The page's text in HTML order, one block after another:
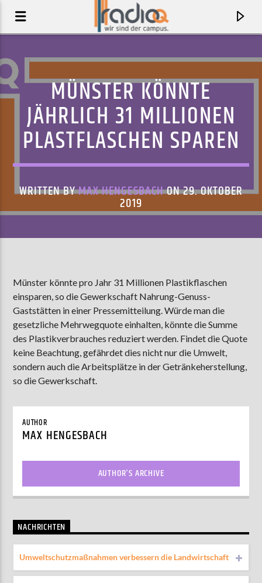
LISTEN! THOSE LOST AT SEA ...
AKTUELLE SENDUNG
MOEBIUS
19:00 24:00
ZU HÖREN INMünster
MÜNSTER KÖNNTE
JÄHRLICH 31 MILLIONEN
PLASTFLASCHEN SPAREN
WRITTEN BYMAX HENGESBACHON 29. OKTOBER
2019
Münster könnte pro Jahr 31 Millionen Plastikflaschen
einsparen, so die Gewerkschaft Nahrung-Genuss-
Gaststätten in einer Pressemitteilung. Würde man die
gesetzliche Mehrwegquote einhalten, könnte die Summe
des Plastikverbrauches reduziert werden. Findet die Quote
keine Beachtung, gefährdet dies nicht nur die Umwelt,
sondern auch die Arbeitsplätze in der Getränkeherstellung,
so die Gewerkschaft.
AUTHOR
MAX HENGESBACH
AUTHOR'S ARCHIVE
NACHRICHTEN
Umweltschutzmaßnahmen verbessern die Landwirtschaft